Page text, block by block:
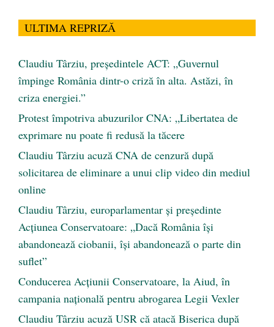
ULTIMA REPRIZĂ
Claudiu Târziu, președintele ACT: „Guvernul
împinge România dintr-o criză în alta. Astăzi, în
criza energiei.”
Protest împotriva abuzurilor CNA: „Libertatea de
exprimare nu poate fi redusă la tăcere
Claudiu Târziu acuză CNA de cenzură după
solicitarea de eliminare a unui clip video din mediul
online
Claudiu Târziu, europarlamentar și președinte
Acțiunea Conservatoare: „Dacă România își
abandonează ciobanii, își abandonează o parte din
suflet”
Conducerea Acțiunii Conservatoare, la Aiud, în
campania națională pentru abrogarea Legii Vexler
Claudiu Târziu acuză USR că atacă Biserica după